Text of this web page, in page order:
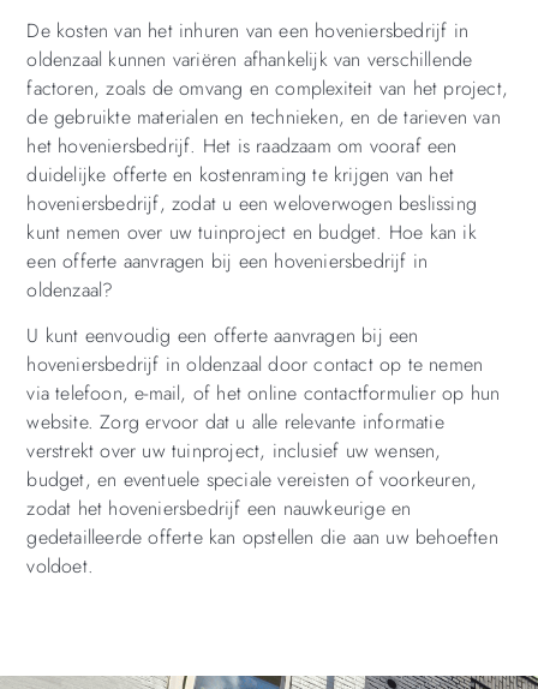
De kosten van het inhuren van een hoveniersbedrijf in
oldenzaal kunnen variëren afhankelijk van verschillende
factoren, zoals de omvang en complexiteit van het project,
de gebruikte materialen en technieken, en de tarieven van
het hoveniersbedrijf. Het is raadzaam om vooraf een
duidelijke offerte en kostenraming te krijgen van het
hoveniersbedrijf, zodat u een weloverwogen beslissing
kunt nemen over uw tuinproject en budget. Hoe kan ik
een offerte aanvragen bij een hoveniersbedrijf in
oldenzaal?
U kunt eenvoudig een offerte aanvragen bij een
hoveniersbedrijf in oldenzaal door contact op te nemen
via telefoon, e-mail, of het online contactformulier op hun
website. Zorg ervoor dat u alle relevante informatie
verstrekt over uw tuinproject, inclusief uw wensen,
budget, en eventuele speciale vereisten of voorkeuren,
zodat het hoveniersbedrijf een nauwkeurige en
gedetailleerde offerte kan opstellen die aan uw behoeften
voldoet.